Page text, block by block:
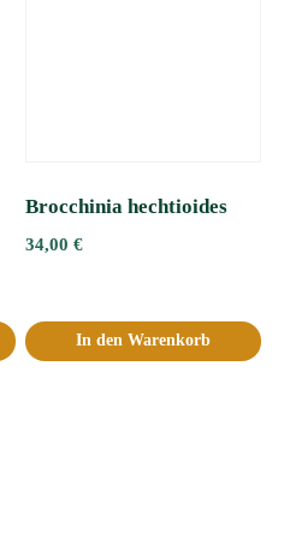
Brocchinia hechtioides
34,00 €
In den Warenkorb